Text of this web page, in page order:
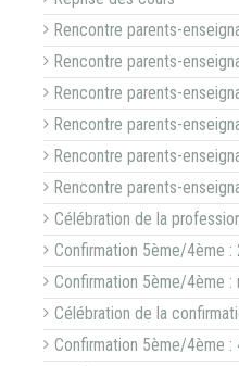
Rencontre parents-
Rencontre parents-
Rencontre parents-
Rencontre parents-
Rencontre parents-
Rencontre parents-
Célébration de la
Confirmation 5ème/4ème :
Confirmation 5ème/4ème :
Célébration de la
Confirmation 5ème/4ème